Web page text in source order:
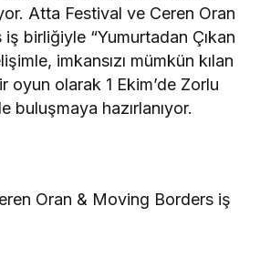
Atta Festival ve Ceren Oran
birliğiyle “Yumurtadan Çıkan
imkansızı mümkün kılan
oyun olarak 1 Ekim’de Zorlu
buluşmaya hazırlanıyor.
Oran & Moving Borders iş